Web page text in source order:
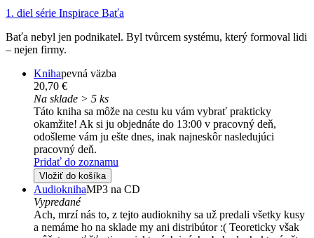
1. diel série Inspirace Baťa
Baťa nebyl jen podnikatel. Byl tvůrcem systému, který formoval lidi
– nejen firmy.
Knihapevná väzba
20,70 €
Na sklade > 5 ks
Táto kniha sa môže na cestu ku vám vybrať prakticky
okamžite! Ak si ju objednáte do 13:00 v pracovný deň,
odošleme vám ju ešte dnes, inak najneskôr nasledujúci
pracovný deň.
Pridať do zoznamu
Vložiť do košíka
AudioknihaMP3 na CD
Vypredané
Ach, mrzí nás to, z tejto audioknihy sa už predali všetky kusy
a nemáme ho na sklade my ani distribútor :( Teoreticky však